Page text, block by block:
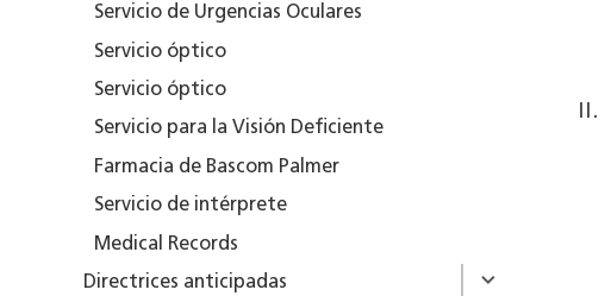
Servicio de Urgencias Oculares
Servicio óptico
Servicio óptico
Servicio para la Visión Deficiente
Farmacia de Bascom Palmer
Servicio de intérprete
Medical Records
Directrices anticipadas